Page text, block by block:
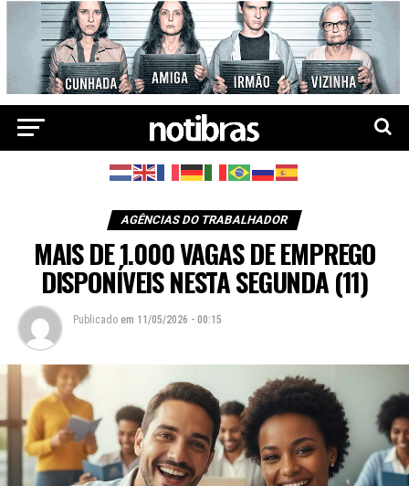
AGÊNCIAS DO TRABALHADOR
MAIS DE 1.000 VAGAS DE EMPREGO
DISPONÍVEIS NESTA SEGUNDA (11)
Publicado em 11/05/2026 - 00:15